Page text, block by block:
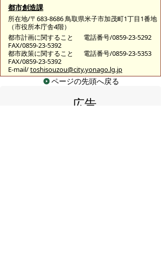
都市創造課
所在地/〒683-8686 鳥取県米子市加茂町1丁目1番地
（市役所本庁舎4階）
都市計画に関すること
電話番号/0859-23-5292
FAX/0859-23-5392
都市政策に関すること
電話番号/0859-23-5353
FAX/0859-23-5392
E-mail/toshisouzou@city.yonago.lg.jp
ページの先頭へ戻る
広告